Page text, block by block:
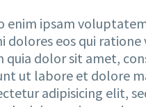
enim ipsam
dolores eos qui
quia dolor sit amet,
ut labore et dolore
adipisicing elit,